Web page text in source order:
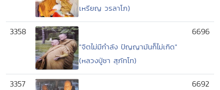
เหรียญ วรลาโภ)
3358
"จิตไม่มีกำลัง ปัญญามันก็ไม่เกิด"
(หลวงปู่ชา สุภัทโท)
6696
3357 6692